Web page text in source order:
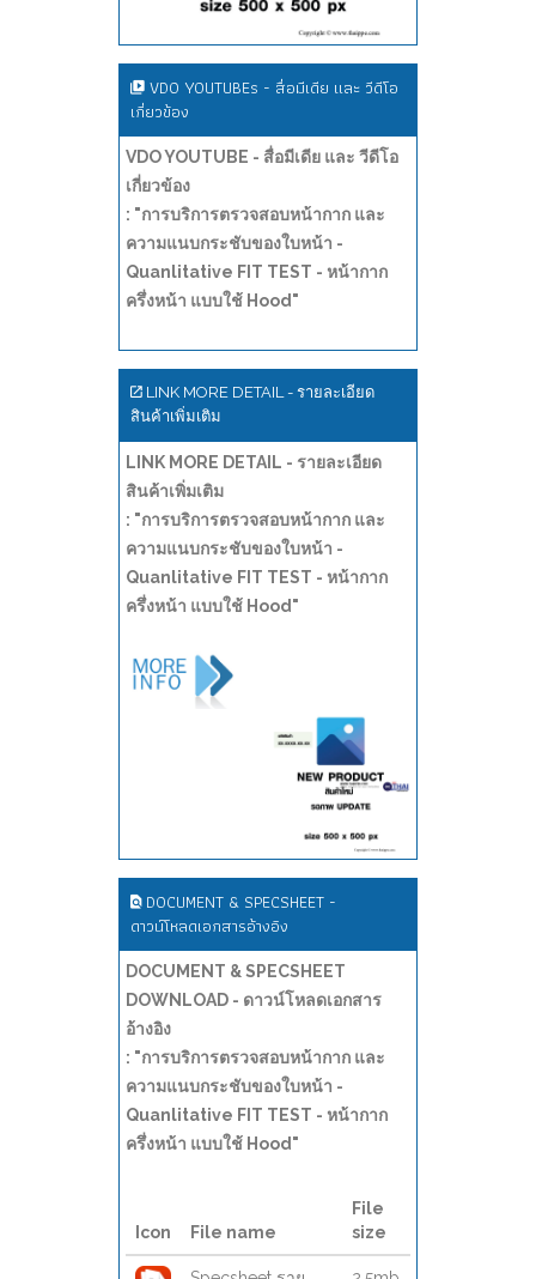
VDO YOUTUBEs - สื่อมีเดีย และ วีดีโอ
เกี่ยวข้อง
VDO YOUTUBE - สื่อมีเดีย และ วีดีโอ
เกี่ยวข้อง
: "การบริการตรวจสอบหน้ากาก และ
ความแนบกระชับของใบหน้า -
Quanlitative FIT TEST - หน้ากาก
ครึ่งหน้า แบบใช้ Hood"
LINK MORE DETAIL - รายละเอียด
สินค้าเพิ่มเติม
LINK MORE DETAIL - รายละเอียด
สินค้าเพิ่มเติม
: "การบริการตรวจสอบหน้ากาก และ
ความแนบกระชับของใบหน้า -
Quanlitative FIT TEST - หน้ากาก
ครึ่งหน้า แบบใช้ Hood"
DOCUMENT & SPECSHEET -
ดาวน์โหลดเอกสารอ้างอิง
DOCUMENT & SPECSHEET
DOWNLOAD - ดาวน์โหลดเอกสาร
อ้างอิง
: "การบริการตรวจสอบหน้ากาก และ
ความแนบกระชับของใบหน้า -
Quanlitative FIT TEST - หน้ากาก
ครึ่งหน้า แบบใช้ Hood"
Icon File name
File
size